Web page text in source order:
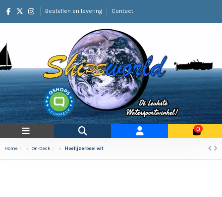
Bestellen en levering Contact
0
Home On-Deck Hoefijzerboei wit